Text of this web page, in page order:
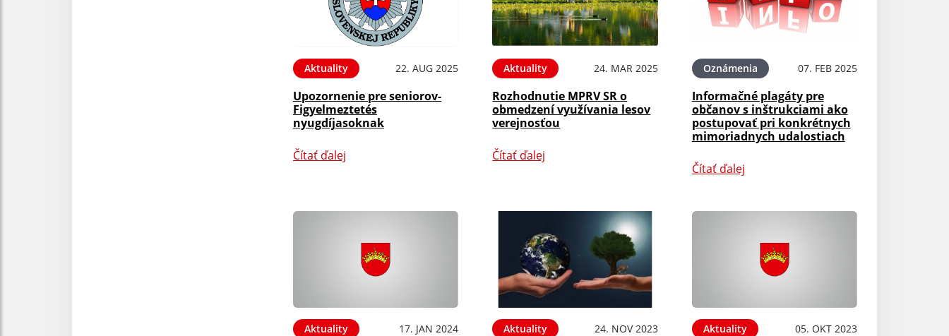
Aktuality 22. AUG 2025
Upozornenie pre seniorov-
Figyelmeztetés
nyugdíjasoknak
Čítať ďalej
Aktuality 24. MAR 2025
Rozhodnutie MPRV SR o
obmedzení využívania lesov
verejnosťou
Čítať ďalej
Oznámenia 07. FEB 2025
Informačné plagáty pre
občanov s inštrukciami ako
postupovať pri konkrétnych
mimoriadnych udalostiach
Čítať ďalej
Aktuality 17. JAN 2024 Aktuality 24. NOV 2023 Aktuality 05. OKT 2023